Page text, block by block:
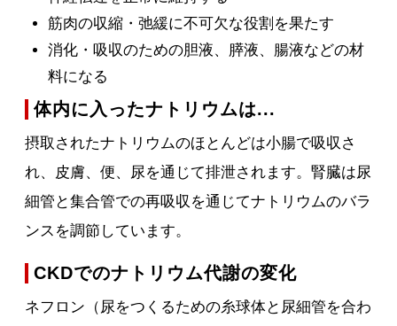
筋肉の収縮・弛緩に不可欠な役割を果たす
消化・吸収のための胆液、膵液、腸液などの材
料になる
体内に入ったナトリウムは...
摂取されたナトリウムのほとんどは小腸で吸収さ
れ、皮膚、便、尿を通じて排泄されます。腎臓は尿
細管と集合管での再吸収を通じてナトリウムのバラ
ンスを調節しています。
CKDでのナトリウム代謝の変化
ネフロン（尿をつくるための糸球体と尿細管を合わ